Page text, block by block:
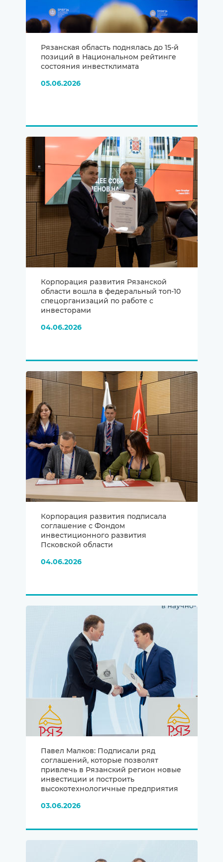
Рязанская область поднялась до 15-й
позиций в Национальном рейтинге
состояния инвестклимата
05.06.2026
Корпорация развития Рязанской
области вошла в федеральный топ-10
спецорганизаций по работе с
инвесторами
04.06.2026
Корпорация развития подписала
соглашение с Фондом
инвестиционного развития
Псковской области
04.06.2026
Павел Малков: Подписали ряд
соглашений, которые позволят
привлечь в Рязанский регион новые
инвестиции и построить
высокотехнологичные предприятия
03.06.2026